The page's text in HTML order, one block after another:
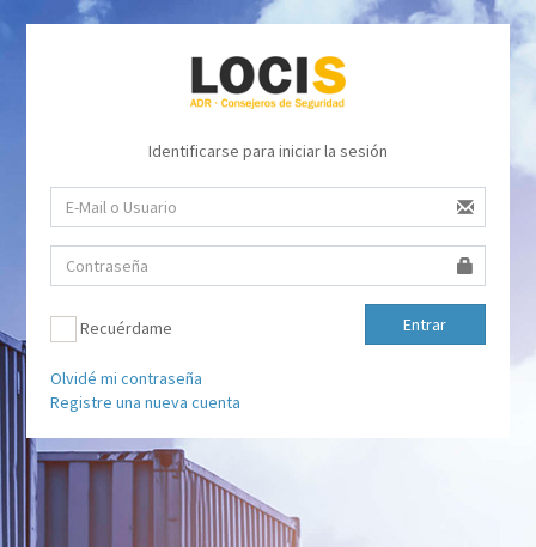
Identificarse para iniciar la sesión
Recuérdame Entrar
Olvidé mi contraseña
Registre una nueva cuenta